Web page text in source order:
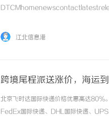
江北信息港
跨境尾程派送涨价，海运
格_上飞时达快递官网
北京飞时达国际快递价格优惠高达80%
FedEx国际快递、DHL国际快递、